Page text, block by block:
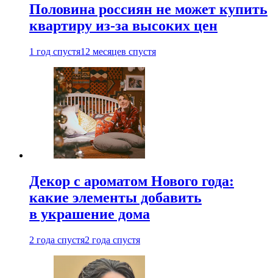
Половина россиян не может купить
квартиру из-за высоких цен
1 год спустя12 месяцев спустя
Декор с ароматом Нового года:
какие элементы добавить
в украшение дома
2 года спустя2 года спустя